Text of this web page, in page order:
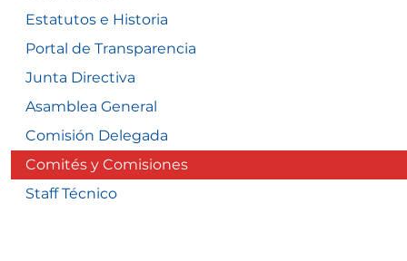
Estatutos e Historia
Portal de Transparencia
Junta Directiva
Asamblea General
Comisión Delegada
Comités y Comisiones
Staff Técnico